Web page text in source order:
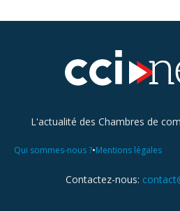
L'actualité des Chambres de
Qui sommes-nous ?•Mentions légales
Contactez-nous: